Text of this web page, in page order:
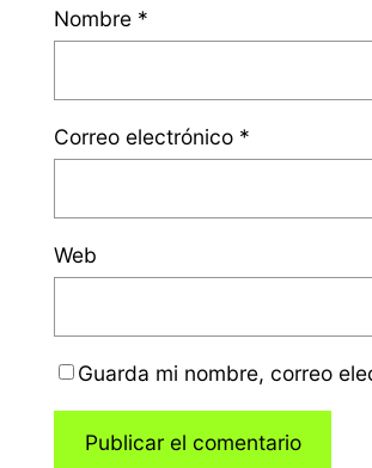
Nombre *
Correo electrónico *
Web
Guarda mi nombre, correo